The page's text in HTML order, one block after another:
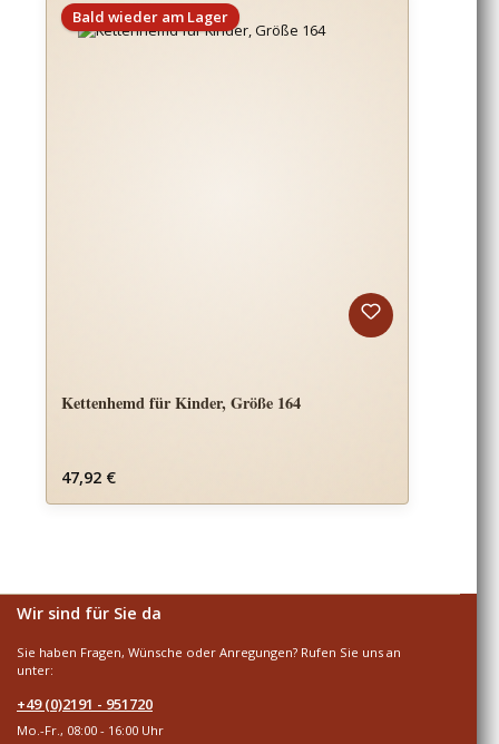
Bald wieder am Lager
Kettenhemd für Kinder, Größe 164
Regulärer Preis:
47,92 €
Wir sind für Sie da
Sie haben Fragen, Wünsche oder Anregungen? Rufen Sie uns an
unter:
+49 (0)2191 - 951720
Mo.-Fr., 08:00 - 16:00 Uhr